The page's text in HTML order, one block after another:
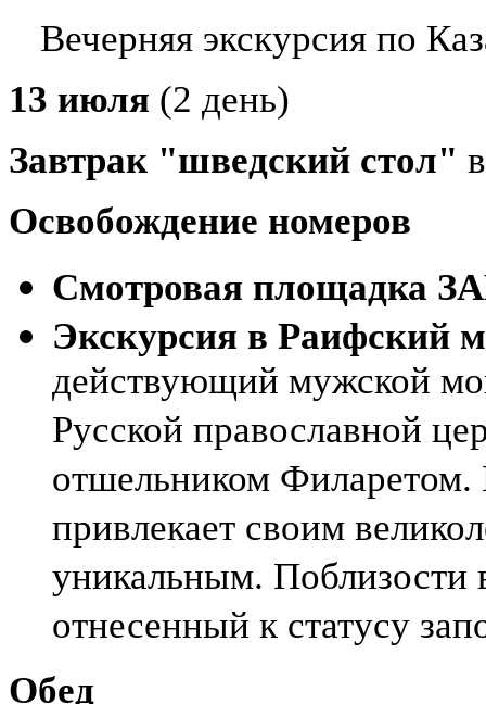
Вечерняя экскурсия по
13 июля (2 день)
Завтрак "шведский стол"
Освобождение номеров
Смотровая площадка
Экскурсия в Раифский
действующий мужской
Русской православной
отшельником
привлекает своим
уникальным. Поблизости
отнесенный к статусу
Обед